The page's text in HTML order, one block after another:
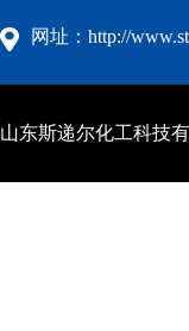
网址：http://
山东斯递尔化工科技